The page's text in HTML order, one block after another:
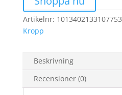
Artikelnr: 1013402133107753
Kropp
Beskrivning
Recensioner (0)